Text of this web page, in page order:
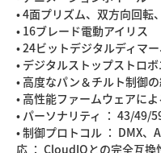
• 4面プリズム、双方向回転
• 16ブレード電動アイリス
• 24ビットデジタルディマ
• デジタルストップストロ
• 高度なパン＆チルト制御
• 高性能ファームウェアに
• パーソナリティ ： 43/49/
• 制御プロトコル ： DMX
応 ： CloudIOとの完全互換